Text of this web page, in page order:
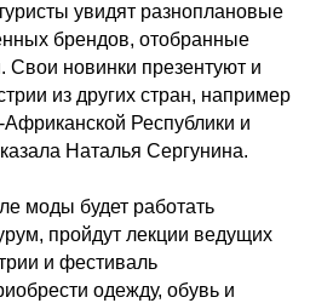
увидят разноплановые
брендов, отобранные
Свои новинки презентуют и
из других стран, например
Республики и
Наталья Сергунина.
моды будет работать
пройдут лекции ведущих
и фестиваль
одежду, обувь и